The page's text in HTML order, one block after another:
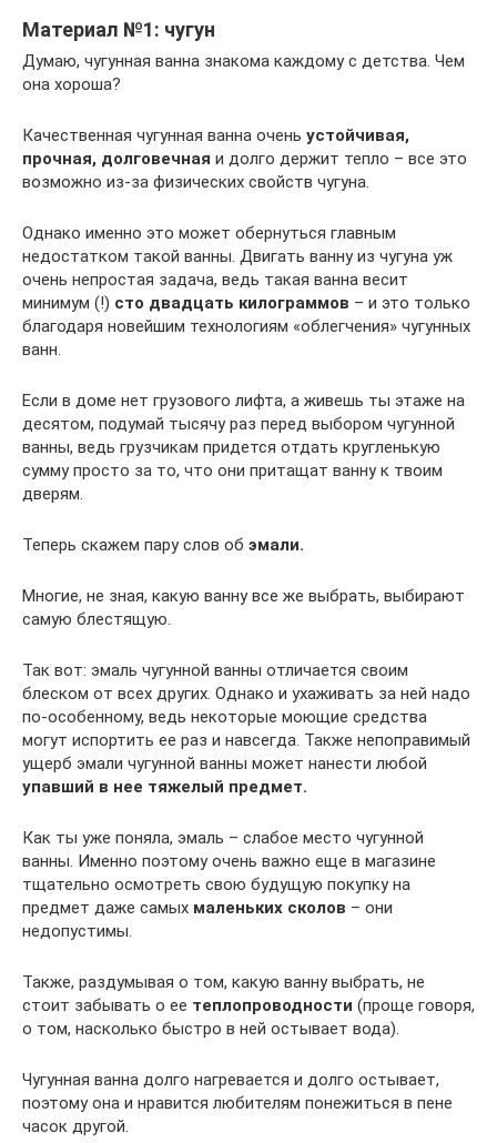
Материал №1: чугун
Думаю, чугунная ванна знакома каждому с детства. Чем
она хороша?
Качественная чугунная ванна очень устойчивая,
прочная, долговечная и долго держит тепло – все это
возможно из-за физических свойств чугуна.
Однако именно это может обернуться главным
недостатком такой ванны. Двигать ванну из чугуна уж
очень непростая задача, ведь такая ванна весит
минимум (!) сто двадцать килограммов – и это только
благодаря новейшим технологиям «облегчения» чугунных
ванн.
Если в доме нет грузового лифта, а живешь ты этаже на
десятом, подумай тысячу раз перед выбором чугунной
ванны, ведь грузчикам придется отдать кругленькую
сумму просто за то, что они притащат ванну к твоим
дверям.
Теперь скажем пару слов об эмали.
Многие, не зная, какую ванну все же выбрать, выбирают
самую блестящую.
Так вот: эмаль чугунной ванны отличается своим
блеском от всех других. Однако и ухаживать за ней надо
по-особенному, ведь некоторые моющие средства
могут испортить ее раз и навсегда. Также непоправимый
ущерб эмали чугунной ванны может нанести любой
упавший в нее тяжелый предмет.
Как ты уже поняла, эмаль – слабое место чугунной
ванны. Именно поэтому очень важно еще в магазине
тщательно осмотреть свою будущую покупку на
предмет даже самых маленьких сколов – они
недопустимы.
Также, раздумывая о том, какую ванну выбрать, не
стоит забывать о ее теплопроводности (проще говоря,
о том, насколько быстро в ней остывает вода).
Чугунная ванна долго нагревается и долго остывает,
поэтому она и нравится любителям понежиться в пене
часок другой.